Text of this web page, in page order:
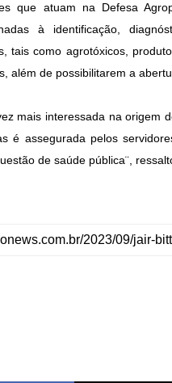
que atuam na Defesa
à identificação,
tais como agrotóxicos,
além de possibilitarem a
mais interessada na
é assegurada pelos
de saúde pública¨,